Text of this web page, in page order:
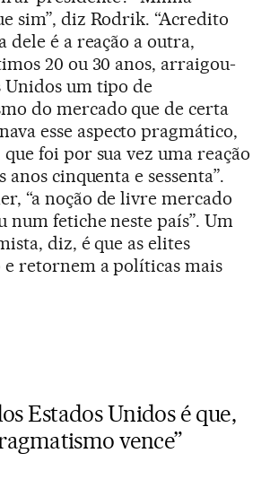
sim”, diz Rodrik. “Acredito
dele é a reação a outra,
20 ou 30 anos, arraigou-
Unidos um tipo de
do mercado que de certa
esse aspecto pragmático,
que foi por sua vez uma reação
anos cinquenta e sessenta”.
“a noção de livre mercado
num fetiche neste país”. Um
diz, é que as elites
e retornem a políticas mais
Estados Unidos é que,
vence”